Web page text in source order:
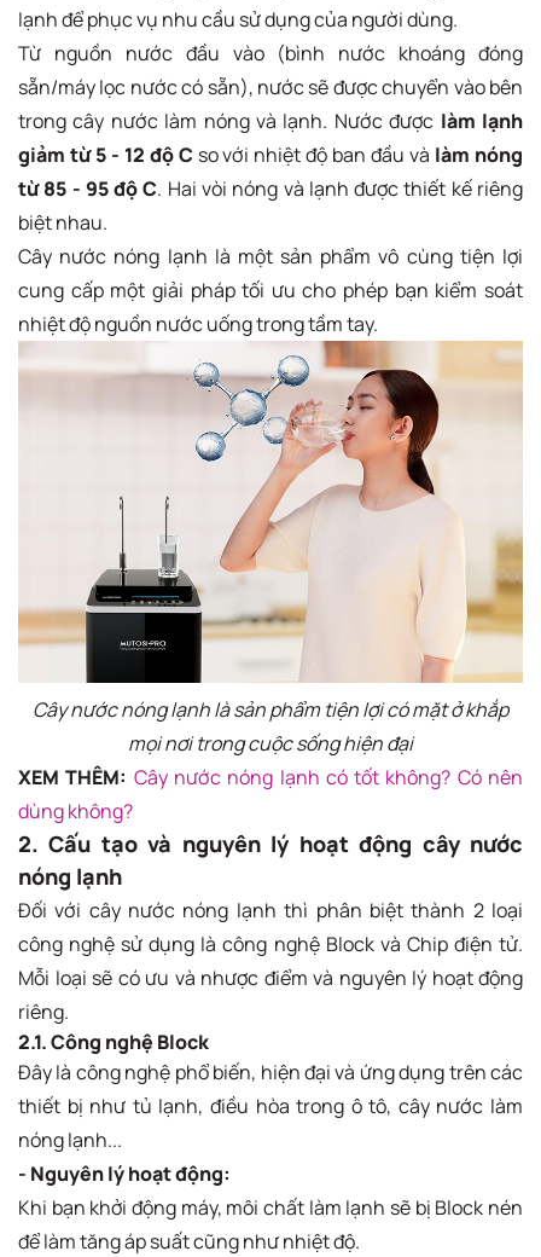
lạnh để phục vụ nhu cầu sử dụng của người dùng.
Từ nguồn nước đầu vào (bình nước khoáng đóng
sẵn/máy lọc nước có sẵn), nước sẽ được chuyển vào bên
trong cây nước làm nóng và lạnh. Nước được làm lạnh
giảm từ 5 - 12 độ C so với nhiệt độ ban đầu và làm nóng
từ 85 - 95 độ C. Hai vòi nóng và lạnh được thiết kế riêng
biệt nhau.
Cây nước nóng lạnh là một sản phẩm vô cùng tiện lợi
cung cấp một giải pháp tối ưu cho phép bạn kiểm soát
nhiệt độ nguồn nước uống trong tầm tay.
Cây nước nóng lạnh là sản phẩm tiện lợi có mặt ở khắp
mọi nơi trong cuộc sống hiện đại
XEM THÊM: Cây nước nóng lạnh có tốt không? Có nên
dùng không?
2. Cấu tạo và nguyên lý hoạt động cây nước
nóng lạnh
Đối với cây nước nóng lạnh thì phân biệt thành 2 loại
công nghệ sử dụng là công nghệ Block và Chip điện tử.
Mỗi loại sẽ có ưu và nhược điểm và nguyên lý hoạt động
riêng.
2.1. Công nghệ Block
Đây là công nghệ phổ biến, hiện đại và ứng dụng trên các
thiết bị như tủ lạnh, điều hòa trong ô tô, cây nước làm
nóng lạnh...
- Nguyên lý hoạt động:
Khi bạn khởi động máy, môi chất làm lạnh sẽ bị Block nén
để làm tăng áp suất cũng như nhiệt độ.